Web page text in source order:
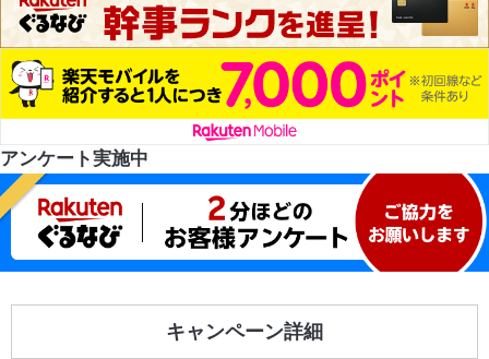
アンケート実施中
キャンペーン詳細